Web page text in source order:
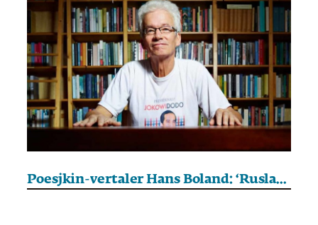
Poesjkin-vertaler Hans Boland: ‘Rusland is uit Oekraïne ontstaan en niet andersom’